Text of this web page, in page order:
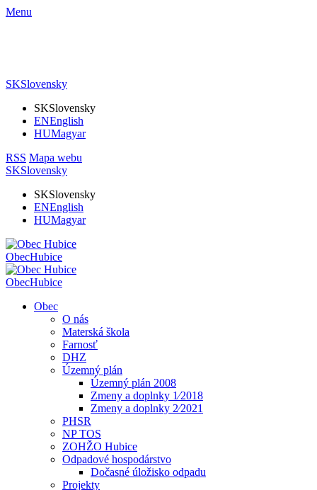
Menu
SKSlovensky
SKSlovensky
ENEnglish
HUMagyar
RSS Mapa webu
SKSlovensky
SKSlovensky
ENEnglish
HUMagyar
ObecHubice
ObecHubice
Obec
O nás
Materská škola
Farnosť
DHZ
Územný plán
Územný plán 2008
Zmeny a doplnky 1⁄2018
Zmeny a doplnky 2⁄2021
PHSR
NP TOS
ZOHŽO Hubice
Odpadové hospodárstvo
Dočasné úložisko odpadu
Projekty